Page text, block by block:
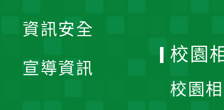
資訊安全
宣導資訊
校園
校園